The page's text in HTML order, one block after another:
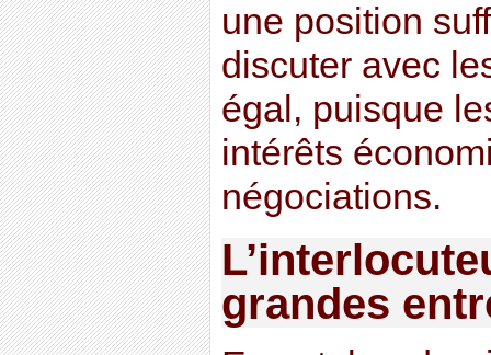
une position
discuter avec
égal, puisque
intérêts
négociations.
grandes